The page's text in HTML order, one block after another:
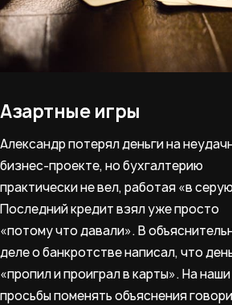
Азартные игры
Александр потерял деньги на
бизнес-проекте, но бухгалтерию
практически не вел, работая «в
Последний кредит взял уже просто
«потому что давали». В
деле о банкротстве написал, что
«пропил и проиграл в карты». На наши
просьбы поменять объяснения